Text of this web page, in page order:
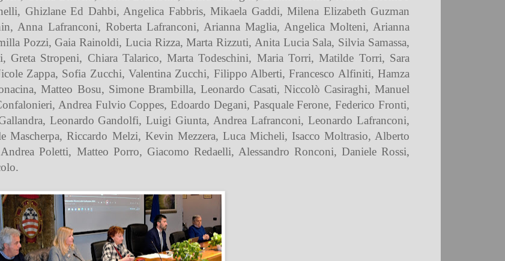
Ghizlane Ed Dahbi, Angelica Fabbris, Mikaela Gaddi, Milena Elizabeth Guzman
Anna Lafranconi, Roberta Lafranconi, Arianna Maglia, Angelica Molteni, Arianna
Pozzi, Gaia Rainoldi, Lucia Rizza, Marta Rizzuti, Anita Lucia Sala, Silvia Samassa,
Greta Stropeni, Chiara Talarico, Marta Todeschini, Maria Torri, Matilde Torri, Sara
Zappa, Sofia Zucchi, Valentina Zucchi, Filippo Alberti, Francesco Alfiniti, Hamza
Matteo Bosu, Simone Brambilla, Leonardo Casati, Niccolò Casiraghi, Manuel
Andrea Fulvio Coppes, Edoardo Degani, Pasquale Ferone, Federico Fronti,
Leonardo Gandolfi, Luigi Giunta, Andrea Lafranconi, Leonardo Lafranconi,
Mascherpa, Riccardo Melzi, Kevin Mezzera, Luca Micheli, Isacco Moltrasio, Alberto
Poletti, Matteo Porro, Giacomo Redaelli, Alessandro Ronconi, Daniele Rossi,